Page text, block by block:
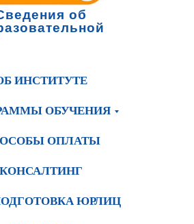
об
ИНСТИТУТЕ
ОБУЧЕНИЯ
ОПЛАТЫ
КОНСАЛТИНГ
ЮРЛИЦ